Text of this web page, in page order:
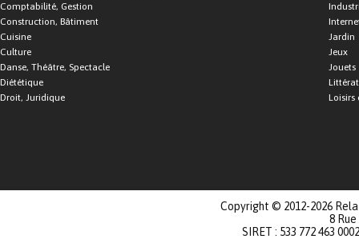
Comptabilité, Gestion
Construction, Bâtiment
Cuisine
Culture
Danse, Théâtre, Spectacle
Diététique
Droit, Juridique
Jardin
Jeux
Jouets
Loisirs
Copyright © 2012-2026
8
SIRET : 533 772 463